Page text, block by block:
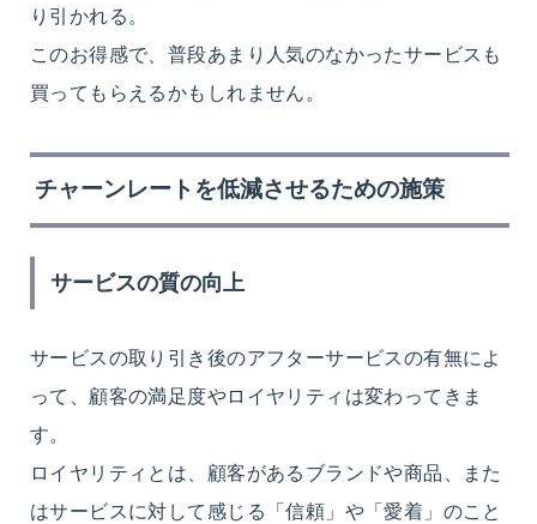
り引かれる。
このお得感で、普段あまり人気のなかったサービスも
買ってもらえるかもしれません。
チャーンレートを低減させるための施策
サービスの質の向上
サービスの取り引き後のアフターサービスの有無によ
って、顧客の満足度やロイヤリティは変わってきま
す。
ロイヤリティとは、顧客があるブランドや商品、また
はサービスに対して感じる「信頼」や「愛着」のこと